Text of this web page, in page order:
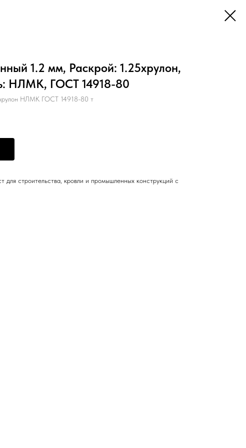
1.2 мм, Раскрой: 1.25хрулон,
НЛМК, ГОСТ 14918-80
НЛМК ГОСТ 14918-80 т
для строительства, кровли и промышленных конструкций с